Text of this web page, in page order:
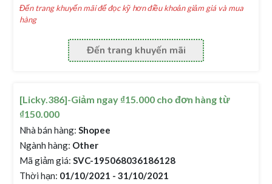
Đến trang khuyến mãi để đọc kỹ hơn điều khoản giảm giá và mua
hàng
Đến trang khuyến mãi
[Licky.386]-Giảm ngay ₫15.000 cho đơn hàng từ
₫150.000
Nhà bán hàng: Shopee
Ngành hàng: Other
Mã giảm giá: SVC-195068036186128
Thời hạn: 01/10/2021 - 31/10/2021